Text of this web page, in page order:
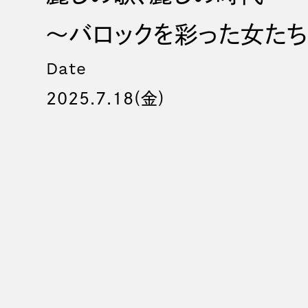
～バロックを彩った女た
Date
2025.7.18(金)